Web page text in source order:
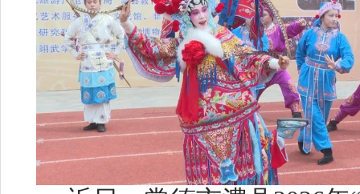
育有机融合，彰显了本土非遗的
后，荆河戏传承人携手小演员轮
示唱、做、念、打四项戏曲基本
与利落的动作引得现场观众阵阵
本土曲艺鼓盆歌《查家底》
家风故事，接地气的表演让孩子
感悟传统文化。学生李浩然感慨